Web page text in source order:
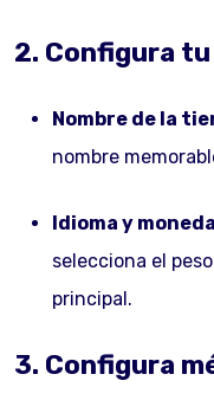
2. Configura
Nombre de la
nombre
Idioma y
selecciona el
principal.
3. Configura